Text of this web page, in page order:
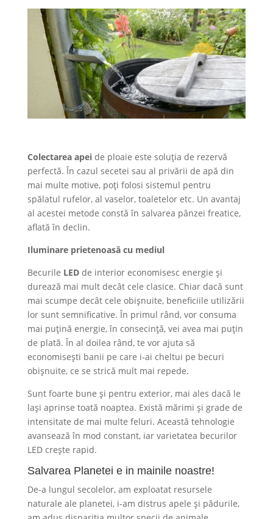
Colectarea apeide ploaie este soluția de rezervă
perfectă. În cazul secetei sau al privării de apă din
mai multe motive, poți folosi sistemul pentru
spălatul rufelor, al vaselor, toaletelor etc. Un avantaj
al acestei metode constă în salvarea pânzei freatice,
aflată în declin.
Iluminare prietenoasă cu mediul
Becurile LEDde interior economisesc energie și
durează mai mult decât cele clasice. Chiar dacă sunt
mai scumpe decât cele obișnuite, beneficiile utilizării
lor sunt semnificative. În primul rând, vor consuma
mai puțină energie, în consecință, vei avea mai puțin
de plată. În al doilea rând, te vor ajuta să
economisești banii pe care i-ai cheltui pe becuri
obișnuite, ce se strică mult mai repede.
Sunt foarte bune și pentru exterior, mai ales dacă le
lași aprinse toată noaptea. Există mărimi și grade de
intensitate de mai multe feluri. Această tehnologie
avansează în mod constant, iar varietatea becurilor
LED crește rapid.
Salvarea Planetei e in mainile noastre!
De-a lungul secolelor, am exploatat resursele
naturale ale planetei, i-am distrus apele și pădurile,